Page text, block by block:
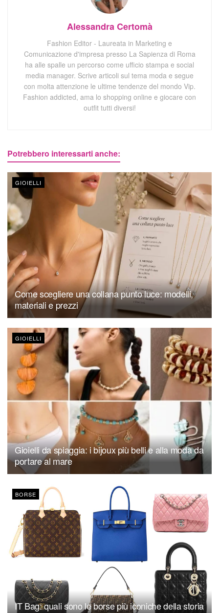
Alessandra Certomà
Fashion Editor - Laureata in Marketing e
Comunicazione d'impresa presso La Sapienza di Roma
ha alle spalle un percorso come ufficio stampa e social
media manager. Scrive articoli sul tema moda e segue
con molta attenzione le ultime tendenze del mondo Vip.
Fashion addicted, ama lo shopping online e giocare con
outfit tutti diversi!
Potrebbero interessarti anche:
GIOIELLI
Come scegliere una collana punto luce: modelli,
materiali e prezzi
GIOIELLI
Gioielli da spiaggia: i bijoux più belli e alla moda da
portare al mare
BORSE
IT Bag: quali sono le borse più iconiche della storia